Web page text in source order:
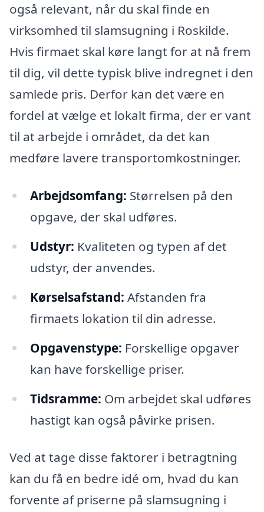
også relevant, når du skal finde en
virksomhed til slamsugning i Roskilde.
Hvis firmaet skal køre langt for at nå frem
til dig, vil dette typisk blive indregnet i den
samlede pris. Derfor kan det være en
fordel at vælge et lokalt firma, der er vant
til at arbejde i området, da det kan
medføre lavere transportomkostninger.
Arbejdsomfang: Størrelsen på den
opgave, der skal udføres.
Udstyr: Kvaliteten og typen af det
udstyr, der anvendes.
Kørselsafstand: Afstanden fra
firmaets lokation til din adresse.
Opgavenstype: Forskellige opgaver
kan have forskellige priser.
Tidsramme: Om arbejdet skal udføres
hastigt kan også påvirke prisen.
Ved at tage disse faktorer i betragtning
kan du få en bedre idé om, hvad du kan
forvente af priserne på slamsugning i